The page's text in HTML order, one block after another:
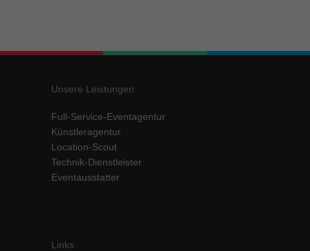
Unsere Leistungen
Full-Service-Eventagentur
Künstleragentur
Location-Scout
Technik-Dienstleister
Eventausstatter
Links